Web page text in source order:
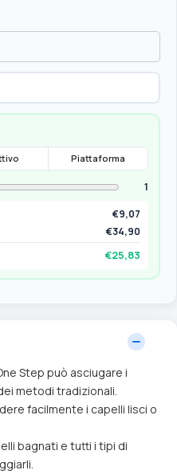
Piattaforma
1
€9,07
€34,90
€25,83
Step può asciugare i
metodi tradizionali.
facilmente i capelli lisci o
bagnati e tutti i tipi di